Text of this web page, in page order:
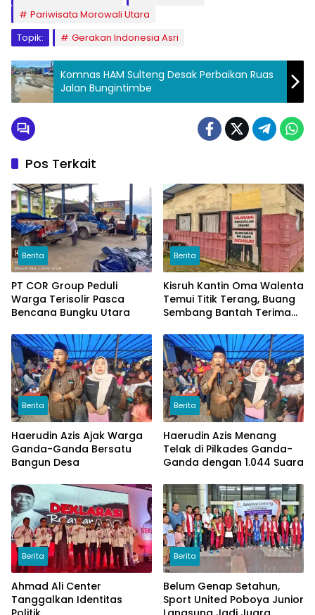
Pariwisata Morowali Utara
Topik:
Gerakan Indonesia Asri
Komnas HAM Sulteng Desak Perbaikan Ruas
Jalan Bungintimbe
Pos Terkait
Berita
PT COR Group Peduli
Warga Terisolir Pasca
Bencana Bungku Utara
Berita
Kisruh Kantin Oma Walenta
Temui Titik Terang, Buang
Sembang Bantah Terima
Berita
Haerudin Azis Ajak Warga
Ganda-Ganda Bersatu
Bangun Desa
Berita
Haerudin Azis Menang
Telak di Pilkades Ganda-
Ganda dengan 1.044 Suara
Berita
Ahmad Ali Center
Tanggalkan Identitas
Berita
Belum Genap Setahun,
Sport United Poboya Junior